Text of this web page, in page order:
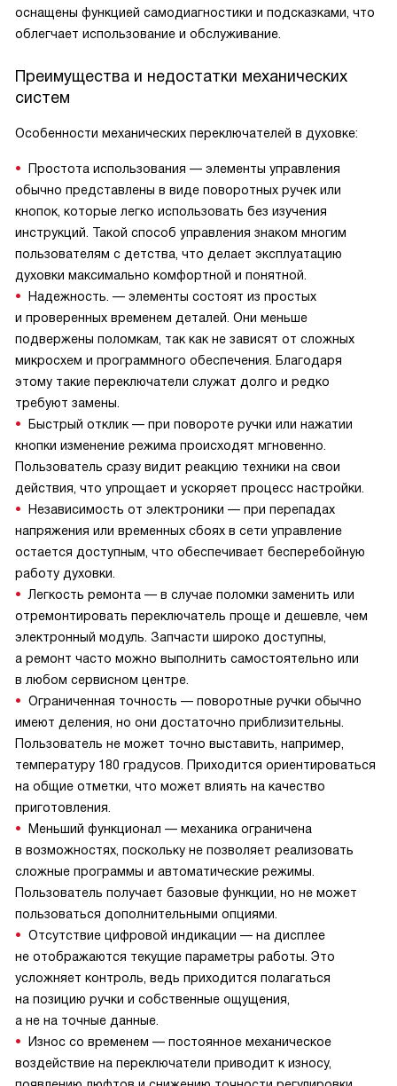
оснащены функцией самодиагностики и подсказками, что
облегчает использование и обслуживание.
Преимущества и недостатки механических
систем
Особенности механических переключателей в духовке:
Простота использования — элементы управления
обычно представлены в виде поворотных ручек или
кнопок, которые легко использовать без изучения
инструкций. Такой способ управления знаком многим
пользователям с детства, что делает эксплуатацию
духовки максимально комфортной и понятной.
Надежность. — элементы состоят из простых
и проверенных временем деталей. Они меньше
подвержены поломкам, так как не зависят от сложных
микросхем и программного обеспечения. Благодаря
этому такие переключатели служат долго и редко
требуют замены.
Быстрый отклик — при повороте ручки или нажатии
кнопки изменение режима происходят мгновенно.
Пользователь сразу видит реакцию техники на свои
действия, что упрощает и ускоряет процесс настройки.
Независимость от электроники — при перепадах
напряжения или временных сбоях в сети управление
остается доступным, что обеспечивает бесперебойную
работу духовки.
Легкость ремонта — в случае поломки заменить или
отремонтировать переключатель проще и дешевле, чем
электронный модуль. Запчасти широко доступны,
а ремонт часто можно выполнить самостоятельно или
в любом сервисном центре.
Ограниченная точность — поворотные ручки обычно
имеют деления, но они достаточно приблизительны.
Пользователь не может точно выставить, например,
температуру 180 градусов. Приходится ориентироваться
на общие отметки, что может влиять на качество
приготовления.
Меньший функционал — механика ограничена
в возможностях, поскольку не позволяет реализовать
сложные программы и автоматические режимы.
Пользователь получает базовые функции, но не может
пользоваться дополнительными опциями.
Отсутствие цифровой индикации — на дисплее
не отображаются текущие параметры работы. Это
усложняет контроль, ведь приходится полагаться
на позицию ручки и собственные ощущения,
а не на точные данные.
Износ со временем — постоянное механическое
воздействие на переключатели приводит к износу,